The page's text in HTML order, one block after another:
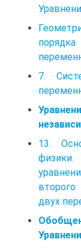
7.
13.
двух